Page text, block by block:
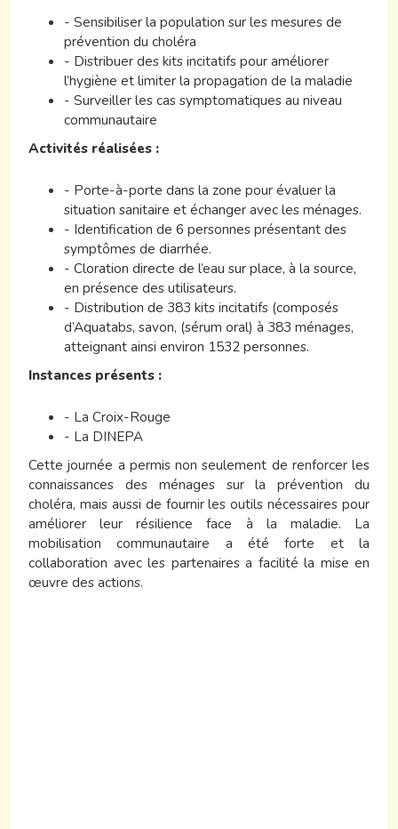
- Sensibiliser la population sur les mesures de
prévention du choléra
- Distribuer des kits incitatifs pour améliorer
l’hygiène et limiter la propagation de la maladie
- Surveiller les cas symptomatiques au niveau
communautaire
Activités réalisées :
- Porte-à-porte dans la zone pour évaluer la
situation sanitaire et échanger avec les ménages.
- Identification de 6 personnes présentant des
symptômes de diarrhée.
- Cloration directe de l’eau sur place, à la source,
en présence des utilisateurs.
- Distribution de 383 kits incitatifs (composés
d’Aquatabs, savon, (sérum oral) à 383 ménages,
atteignant ainsi environ 1532 personnes.
Instances présents :
- La Croix-Rouge
- La DINEPA
Cette journée a permis non seulement de renforcer les
connaissances des ménages sur la prévention du
choléra, mais aussi de fournir les outils nécessaires pour
améliorer leur résilience face à la maladie. La
mobilisation communautaire a été forte et la
collaboration avec les partenaires a facilité la mise en
œuvre des actions.